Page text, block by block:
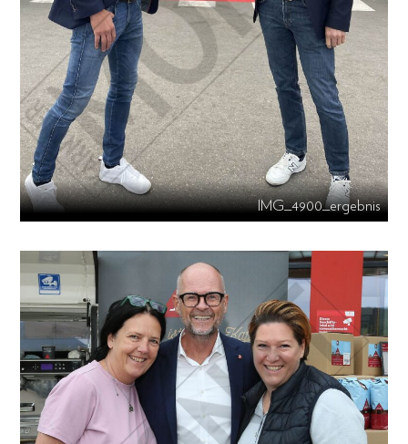
IMG_4900_ergebnis